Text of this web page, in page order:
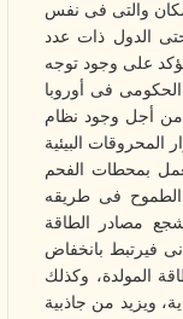
والتى فى نفس
الدول ذات عدد
يؤكد على وجود توجه
الحكومى فى أوروبا
من أجل وجود نظام
المحروقات البيئية
بمحطات الفحم
الطموح فى طريقه
مصادر الطاقة
فيرتبط بانخفاض
المولدة، وكذلك
ويزيد من جاذبية